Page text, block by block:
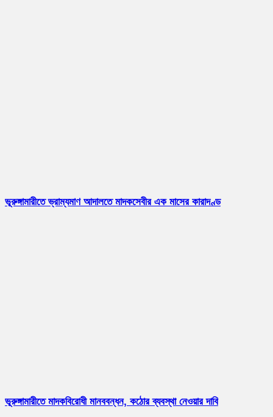
ভূরুঙ্গামারীতে ভ্রাম্যমাণ আদালতে মাদকসেবীর এক মাসের কারাদণ্ড
ভূরুঙ্গামারীতে মাদকবিরোধী মানববন্ধন, কঠোর ব্যবস্থা নেওয়ার দাবি